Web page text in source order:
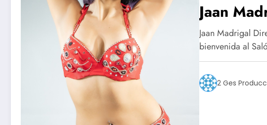
Jaan
Jaan Madrigal
bienvenida al
2 Ges